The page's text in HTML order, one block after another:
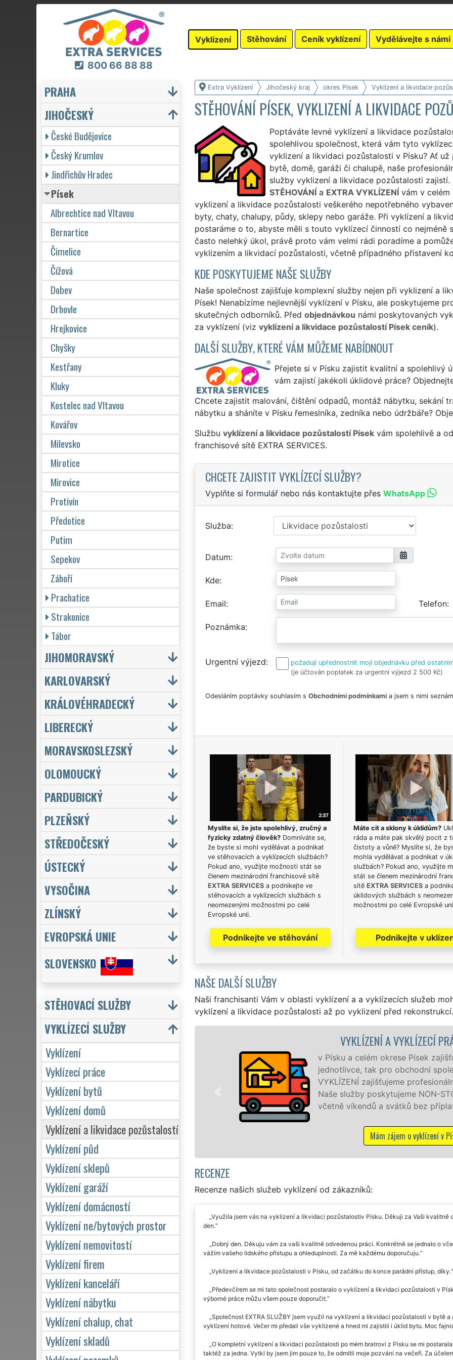
800 66 88 88
Vyklízení Stěhování Ceník vyklízení Vydělávejte s námi
Extra Vyklízení Jihočeský kraj okres Písek Vyklízení a likvidace
STĚHOVÁNÍ PÍSEK, VYKLIZENÍ A LIKVIDACE
Poptáváte levné vyklízení a likvidace
spolehlivou společnost, která vám tyto
vyklizení a likvidaci pozůstalosti v Písku? Ať
bytě, domě, garáži či chalupě, naše
služby vyklizení a likvidace pozůstalosti
STĚHOVÁNÍa EXTRA VYKLÍZENÍvám v celém
vyklizení a likvidace pozůstalosti veškerého nepotřebného
byty, chaty, chalupy, půdy, sklepy nebo garáže. Při vyklízení a
postaráme o to, abyste měli s touto vyklízecí činností co nejméně
často nelehký úkol, právě proto vám velmi rádi poradíme a
vyklizením a likvidací pozůstalosti, včetně případného přistavení
KDE POSKYTUJEME NAŠE SLUŽBY
Naše společnost zajišťuje komplexní služby nejen při vyklizení a
Písek! Nenabízíme nejlevnější vyklízení v Písku, ale poskytujeme
skutečných odborníků. Před objednávkou námi poskytovaných
za vyklízení (viz vyklízení a likvidace pozůstalostí Písek ceník).
DALŠÍ SLUŽBY, KTERÉ VÁM MŮŽEME NABÍDNOUT
Přejete si v Písku zajistit kvalitní a spolehlivý
vám zajistí jakékoli úklidové práce?
Chcete zajistit malování, čištění odpadů, montáž nábytku, sekání
nábytku a sháníte v Písku řemeslníka, zedníka nebo údržbáře?
Službu vyklízení a likvidace pozůstalostí Písekvám spolehlivě a
franchisové sítě EXTRA SERVICES.
CHCETE ZAJISTIT VYKLÍZECÍ SLUŽBY?
Vyplňte si formulář nebo nás kontaktujte přes WhatsApp
Služba
Datum
Kde
Email Telefon
Poznámka
Urgentní výjezd
požaduji upřednostnit moji objednávku před
(je účtován poplatek za urgentní výjezd 2 500 Kč)
Odesláním poptávky souhlasím s Obchodními podmínkamia jsem s nimi
Myslíte si, že jste spolehlivý, zručný a
fyzicky zdatný člověk?Domníváte se,
že byste si mohl vydělávat a podnikat
ve stěhovacích a vyklízecích službách?
Pokud ano, využijte možnosti stát se
členem mezinárodní franchisové sítě
EXTRA SERVICESa podnikejte ve
stěhovacích a vyklízecích službách s
neomezenými možnostmi po celé
Evropské unii.
Podnikejte ve stěhování
Máte cit a sklony k úklidům?
ráda a máte pak skvělý pocit z
čistoty a vůně? Myslíte si, že
mohla vydělávat a podnikat v
službách? Pokud ano, využijte
stát se členem mezinárodní
sítě EXTRA SERVICESa
úklidových službách s
možnostmi po celé Evropské
Podnikejte v
NAŠE DALŠÍ SLUŽBY
Naši franchisanti Vám v oblasti vyklízení a a vyklízecích služeb
vyklízení a likvidace pozůstalosti až po vyklizení před rekonstrukcí.
VYKLÍZENÍ A VYKLÍZECÍ PRÁCE PÍSEK
v Písku a celém okrese Písek zajišťujeme služby vyklízení, a to jak pro
jednotlivce, tak pro obchodní společnosti. Pod značkou sítě EXTRA
VYKLÍZENÍ zajišťujeme profesionální a kvalitní servis se zárukou kvality.
Naše služby poskytujeme NON-STOP 24 hodin denně, 7 dní v týdnu
včetně víkendů a svátků bez příplatků.
RECENZE
Recenze našich služeb vyklízení od zákazníků:
Využila jsem vás na vyklizení a likvidaci pozůstalostiv Písku. Děkuji za Vaši
den.
Dobrý den. Děkuju vám za vaši kvalitně odvedenou práci. Konkrétně se jednalo o
vážím vašeho lidského přístupu a ohleduplnosti. Za mě každému doporučuju.
Vyklizení a likvidace pozůstalosti v Písku, od začátku do konce parádní přístup, díky.
Předevčírem se mi tato společnost postaralo o vyklízení a likvidaci pozůstalosti v
výborné práce můžu všem pouze doporučit.
Společnost EXTRA SLUŽBY jsem využil na vyklízení a likvidaci pozůstalosti v bytě
vyklízení hotové. Večer mi předali vše vyklizené a hned mi zajistili i úklid bytu. Moc
O kompletní vyklízení a likvidaci pozůstalosti po mém bratrovi z Písku se mi
taktéž za jedna. Vytkl by jsem jim pouze to, že odmítli moje pozvání na večeři. Za
PRAHA
JIHOČESKÝ
České Budějovice
Český Krumlov
Jindřichův Hradec
Písek
Albrechtice nad Vltavou
Bernartice
Čimelice
Čížová
Dobev
Drhovle
Hrejkovice
Chyšky
Kestřany
Kluky
Kostelec nad Vltavou
Kovářov
Milevsko
Mirotice
Mirovice
Protivín
Předotice
Putim
Sepekov
Záhoří
Prachatice
Strakonice
Tábor
JIHOMORAVSKÝ
KARLOVARSKÝ
KRÁLOVÉHRADECKÝ
LIBERECKÝ
MORAVSKOSLEZSKÝ
OLOMOUCKÝ
PARDUBICKÝ
PLZEŇSKÝ
STŘEDOČESKÝ
ÚSTECKÝ
VYSOČINA
ZLÍNSKÝ
EVROPSKÁ UNIE
SLOVENSKO
STĚHOVACÍ SLUŽBY
VYKLÍZECÍ SLUŽBY
Vyklízení
Vyklízecí práce
Vyklízení bytů
Vyklízení domů
Vyklízení a likvidace pozůstalostí
Vyklízení půd
Vyklízení sklepů
Vyklízení garáží
Vyklízení domácností
Vyklízení ne/bytových prostor
Vyklízení nemovitostí
Vyklízení firem
Vyklízení kanceláří
Vyklízení nábytku
Vyklízení chalup, chat
Vyklízení skladů